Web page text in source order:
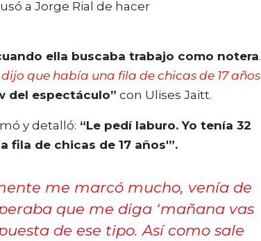
ella buscaba trabajo como notera.
que había una fila de chicas de 17 años
del espectáculo” con Ulises Jaitt.
y detalló: “Le pedí laburo. Yo tenía 32
fila de chicas de 17 años'”.
me marcó mucho, venía de
que me diga ‘mañana vas
de ese tipo. Así como sale